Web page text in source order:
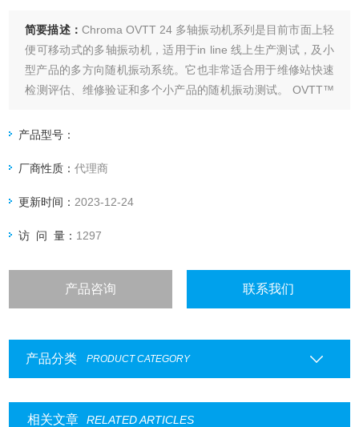
简要描述： Chroma OVTT 24 多轴振动机系列是目前市面上轻
便可移动式的多轴振动机，适用于in line 线上生产测试，及小
型产品的多方向随机振动系统。它也非常适合用于维修站快速
检测评估、维修验证和多个小产品的随机振动测试。 OVTT™
产品型号：
厂商性质：代理商
更新时间： 2023-12-24
访 问 量： 1297
产品咨询 联系我们
产品分类 PRODUCT CATEGORY
相关文章 RELATED ARTICLES